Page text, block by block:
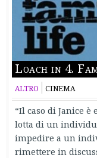
Loach in 4.
ALTRO CINEMA
“Il caso di Janice
lotta di un
impedire a un
rimettere in